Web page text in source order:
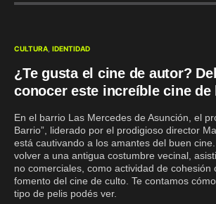
CULTURA IDENTIDAD
¿Te gusta el cine de autor?
conocer este increíble cine de
En el barrio Las Mercedes de Asunción, el
Barrio”, liderado por el prodigioso director
está cautivando a los amantes del buen
volver a una antigua costumbre vecinal,
no comerciales, como actividad de cohesión
fomento del cine de culto. Te contamos
tipo de pelis podés ver.